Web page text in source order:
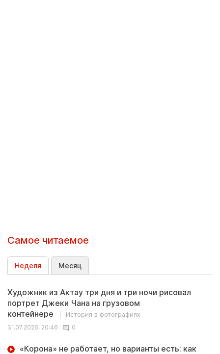
Самое читаемое
Неделя Месяц
Художник из Актау три дня и три ночи рисовал
портрет Джеки Чана на грузовом
контейнере
История в фотографиях
31.07.2026, 20:46
0
«Корона» не работает, но варианты есть: как